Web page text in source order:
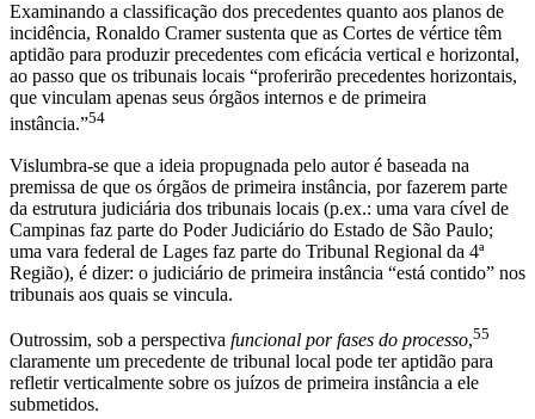
Examinando a classificação dos precedentes quanto aos planos de
incidência, Ronaldo Cramer sustenta que as Cortes de vértice têm
aptidão para produzir precedentes com eficácia vertical e horizontal,
ao passo que os tribunais locais “proferirão precedentes horizontais,
que vinculam apenas seus órgãos internos e de primeira
instância.”54
Vislumbra-se que a ideia propugnada pelo autor é baseada na
premissa de que os órgãos de primeira instância, por fazerem parte
da estrutura judiciária dos tribunais locais (p.ex.: uma vara cível de
Campinas faz parte do Poder Judiciário do Estado de São Paulo;
uma vara federal de Lages faz parte do Tribunal Regional da 4ª
Região), é dizer: o judiciário de primeira instância “está contido” nos
tribunais aos quais se vincula.
Outrossim, sob a perspectiva funcional por fases do processo,55
claramente um precedente de tribunal local pode ter aptidão para
refletir verticalmente sobre os juízos de primeira instância a ele
submetidos.